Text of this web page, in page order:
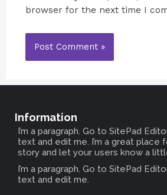
browser for the next time I
Information
I’m a paragraph. Go to SitePad
text and edit me. I’m a great place
story and let your users know a
I’m a paragraph. Go to SitePad
text and edit me.